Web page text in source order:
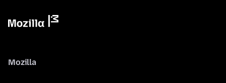
Mozilla